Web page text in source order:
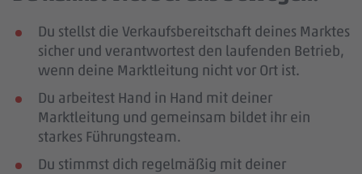
Du stellst die Verkaufsbereitschaft deines Marktes
sicher und verantwortest den laufenden Betrieb,
wenn deine Marktleitung nicht vor Ort ist.
Du arbeitest Hand in Hand mit deiner
Marktleitung und gemeinsam bildet ihr ein
starkes Führungsteam.
Du stimmst dich regelmäßig mit deiner